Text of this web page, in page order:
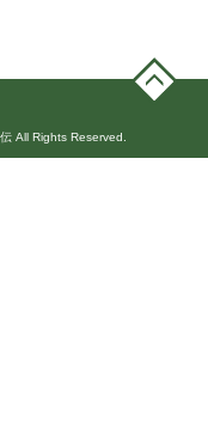
All Rights Reserved.